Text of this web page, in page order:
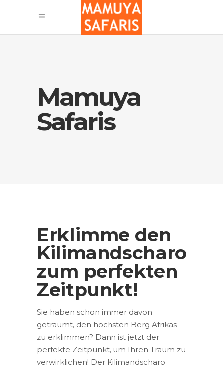
Mamuya
Safaris
Erklimme den
Kilimandscharo
zum perfekten
Zeitpunkt!
Sie haben schon immer davon
geträumt, den höchsten Berg Afrikas
zu erklimmen? Dann ist jetzt der
perfekte Zeitpunkt, um Ihren Traum zu
verwirklichen! Der Kilimandscharo